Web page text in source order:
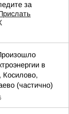
за
в
Косилово,
(частично)